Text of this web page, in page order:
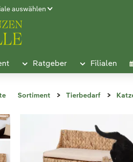
auswählen
Ratgeber Filialen
Sortiment Tierbedarf